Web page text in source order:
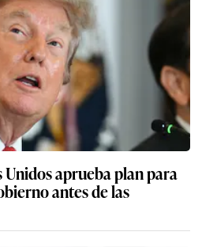
Unidos aprueba plan para
antes de las